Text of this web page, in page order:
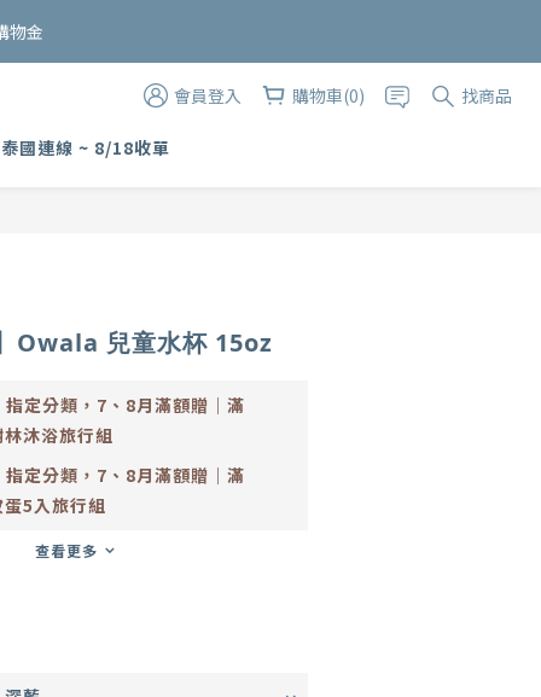
物金
會員登入 購物車(0) 找商品
國連線 ~ 8/18收單
Owala 兒童水杯 15oz
指定分類，7、8月滿額贈｜滿
沐浴旅行組
指定分類，7、8月滿額贈｜滿
5入旅行組
查看更多